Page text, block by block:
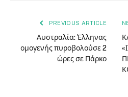
PREVIOUS ARTICLE
Αυστραλία: Έλληνας
ομογενής πυροβολούσε 2
ώρες σε Πάρκο